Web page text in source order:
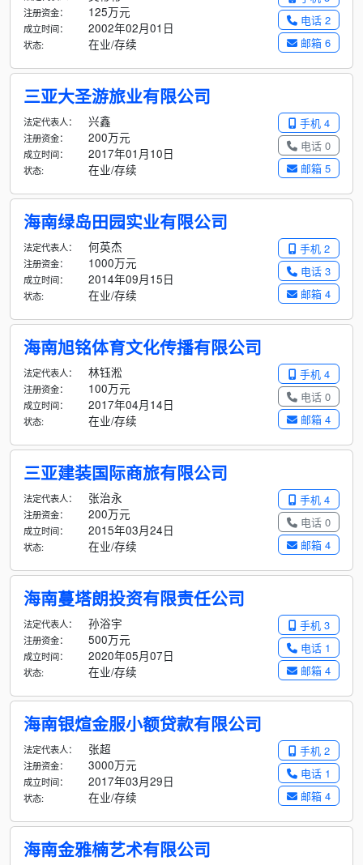
电话 2
邮箱 6
注册资金： 125万元
成立时间： 2002年02月01日
状态: 在业/存续
三亚大圣游旅业有限公司
手机 4
电话 0
邮箱 5
法定代表人： 兴鑫
注册资金： 200万元
成立时间： 2017年01月10日
状态: 在业/存续
海南绿岛田园实业有限公司
手机 2
电话 3
邮箱 4
法定代表人： 何英杰
注册资金： 1000万元
成立时间： 2014年09月15日
状态: 在业/存续
海南旭铭体育文化传播有限公司
手机 4
电话 0
邮箱 4
法定代表人： 林钰淞
注册资金： 100万元
成立时间： 2017年04月14日
状态: 在业/存续
三亚建装国际商旅有限公司
手机 4
电话 0
邮箱 4
法定代表人： 张治永
注册资金： 200万元
成立时间： 2015年03月24日
状态: 在业/存续
海南蔓塔朗投资有限责任公司
手机 3
电话 1
邮箱 4
法定代表人： 孙浴宇
注册资金： 500万元
成立时间： 2020年05月07日
状态: 在业/存续
海南银煊金服小额贷款有限公司
手机 2
电话 1
邮箱 4
法定代表人： 张超
注册资金： 3000万元
成立时间： 2017年03月29日
状态: 在业/存续
海南金雅楠艺术有限公司